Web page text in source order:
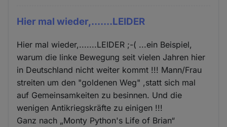
Hier mal wieder,.......LEIDER
Hier mal wieder,.......LEIDER ;-( ...ein Beispiel,
warum die linke Bewegung seit vielen Jahren hier
in Deutschland nicht weiter kommt !!! Mann/Frau
streiten um den "goldenen Weg" ,statt sich mal
auf Gemeinsamkeiten zu besinnen. Und die
wenigen Antikriegskräfte zu einigen !!!
Ganz nach „Monty Python's Life of Brian“